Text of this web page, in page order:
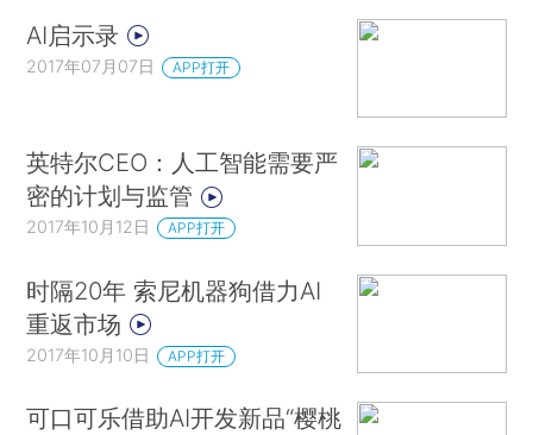
AI启示录
2017年07月07日 APP打开
英特尔CEO：人工智能需要严
密的计划与监管
2017年10月12日 APP打开
时隔20年 索尼机器狗借力AI
重返市场
2017年10月10日 APP打开
可口可乐借助AI开发新品“樱桃